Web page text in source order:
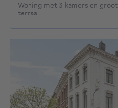
Woning met 3 kamers en groot
terras